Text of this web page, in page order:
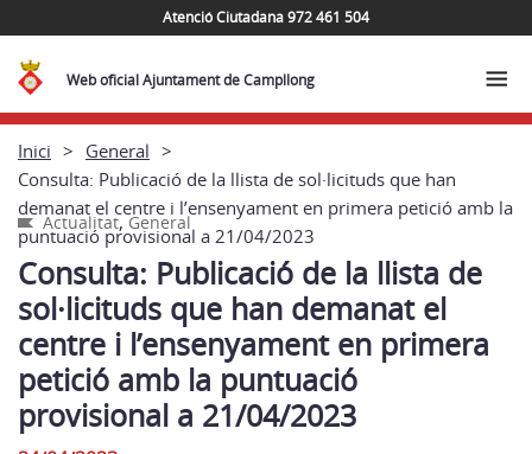
Atenció Ciutadana 972 461 504
Web oficial Ajuntament de Campllong
Inici
General
Consulta: Publicació de la llista de sol·licituds que han
demanat el centre i l’ensenyament en primera petició amb la
puntuació provisional a 21/04/2023
Actualitat,General
Consulta: Publicació de la llista de
sol·licituds que han demanat el
centre i l’ensenyament en primera
petició amb la puntuació
provisional a 21/04/2023